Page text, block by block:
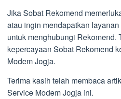
Jika Sobat Rekomend
atau ingin mendapatkan
untuk menghubungi Rekomend.
kepercayaan Sobat Rekomend
Modem Jogja.
Terima kasih telah membaca
Service Modem Jogja ini.